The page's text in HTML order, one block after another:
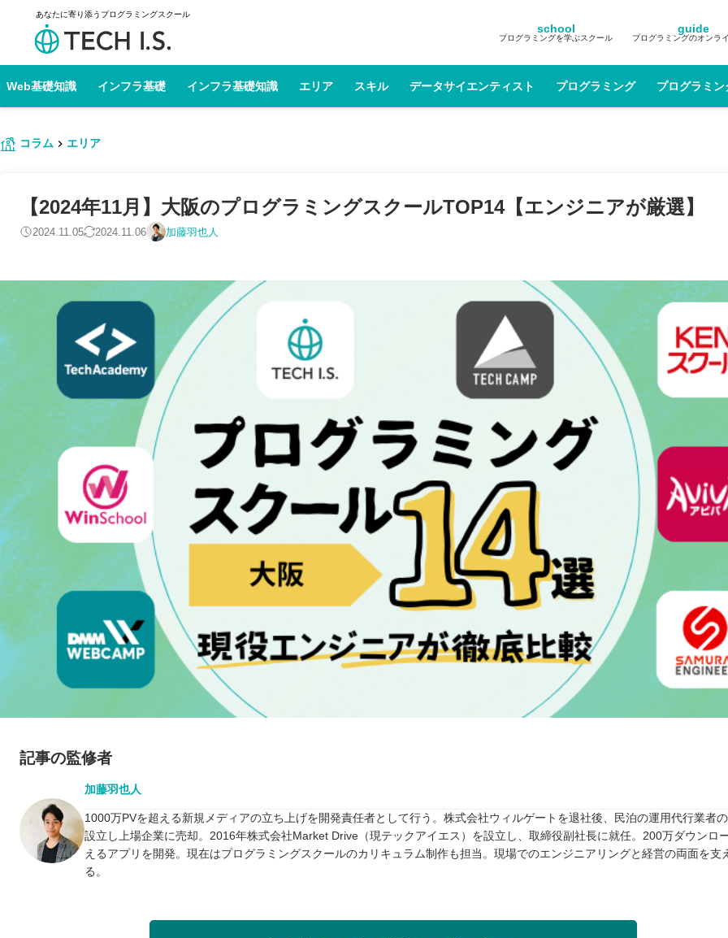
あなたに寄り添うプログラミングスクール
school
プログラミングを学ぶスクール
guide
プログラミングのオンラ
Web基礎知識 インフラ基礎 インフラ基礎知識 エリア スキル データサイエンティスト プログラミング プログラミン
コラム エリア
【2024年11月】大阪のプログラミングスクールTOP14【エンジニアが厳選】
2024.11.05 2024.11.06 加藤羽也人
記事の監修者
加藤羽也人
1000万PVを超える新規メディアの立ち上げを開発責任者として行う。株式会社ウィルゲートを退社後、民泊の運用代行業者
設立し上場企業に売却。2016年株式会社Market Drive（現テックアイエス）を設立し、取締役副社長に就任。200万ダウンロ
えるアプリを開発。現在はプログラミングスクールのカリキュラム制作も担当。現場でのエンジニアリングと経営の両面を支
る。